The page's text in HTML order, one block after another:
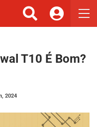
T10 É Bom?
2024